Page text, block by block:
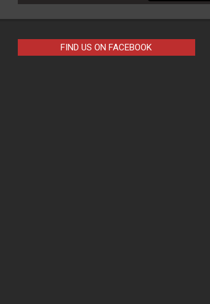
FIND US ON FACEBOOK